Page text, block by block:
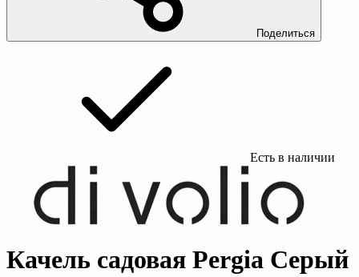
Поделиться
Есть в наличии
Качель садовая Pergia Серый